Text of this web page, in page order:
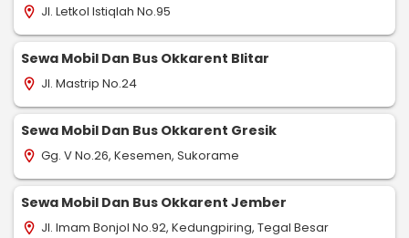
location_on Jl. Letkol Istiqlah No.95
Sewa Mobil Dan Bus Okkarent Blitar
location_on Jl. Mastrip No.24
Sewa Mobil Dan Bus Okkarent Gresik
location_on Gg. V No.26, Kesemen, Sukorame
Sewa Mobil Dan Bus Okkarent Jember
location_on Jl. Imam Bonjol No.92, Kedungpiring, Tegal Besar